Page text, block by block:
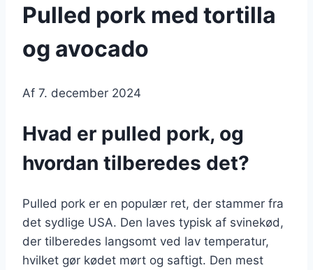
Pulled pork med tortilla
og avocado
Af 7. december 2024
Hvad er pulled pork, og
hvordan tilberedes det?
Pulled pork er en populær ret, der stammer fra
det sydlige USA. Den laves typisk af svinekød,
der tilberedes langsomt ved lav temperatur,
hvilket gør kødet mørt og saftigt. Den mest